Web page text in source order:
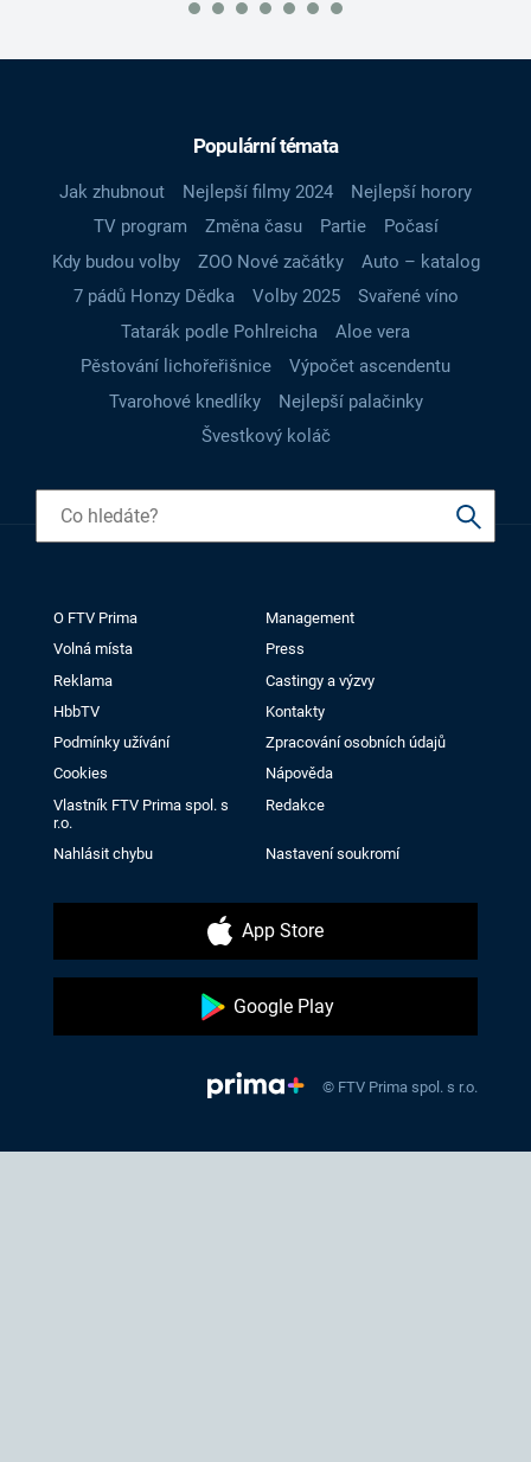
Populární témata
Jak zhubnout Nejlepší filmy 2024
Nejlepší horory
TV program
Změna času Partie
Počasí
Kdy budou volby
ZOO Nové začátky
Auto – katalog
7 pádů Honzy Dědka
Volby 2025
Svařené víno
Tatarák podle Pohlreicha
Aloe vera
Pěstování lichořeřišnice
Výpočet ascendentu
Tvarohové knedlíky
Nejlepší palačinky
Švestkový koláč
O FTV Prima
Management
Volná místa
Press
Reklama
Castingy a výzvy
HbbTV
Kontakty
Podmínky užívání
Zpracování osobních údajů
Cookies
Nápověda
Vlastník FTV Prima spol. s
r.o.
Redakce
Nahlásit chybu Nastavení soukromí
App Store
Google Play
© FTV Prima spol. s r.o.